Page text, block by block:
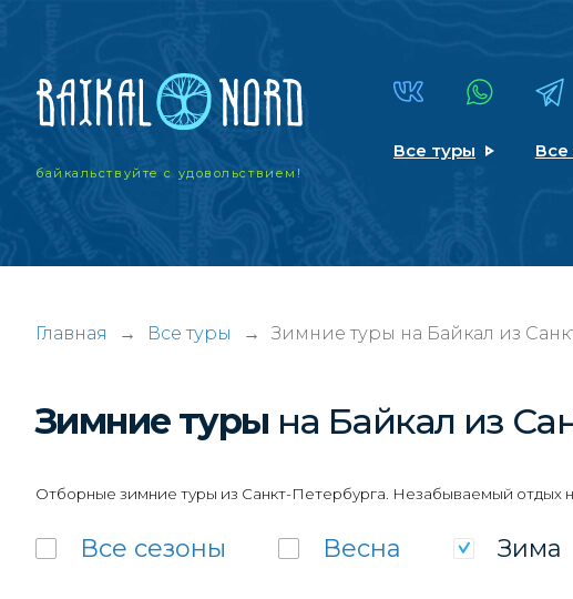
байкальствуйтес удовольствием!
Все туры Все
Главная → Все туры → Зимние туры на Байкал из
Зимние туры на Байкал из
Отборные зимние туры из Санкт-Петербурга. Незабываемый отдых
Все сезоны Весна Зима